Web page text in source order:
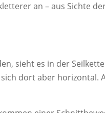
an – aus Sichte
sieht es in der
dort aber horizontal.